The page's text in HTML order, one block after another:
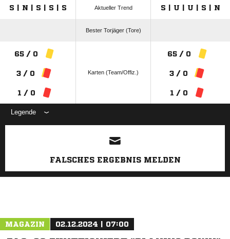
S | N | S | S | S Aktueller Trend S | U | U | S | N
Bester Torjäger (Tore)
65 / 0
3 / 0
1 / 0
Karten (Team/Offiz.)
65 / 0
3 / 0
1 / 0
Legende
ANZEIGE
FALSCHES ERGEBNIS MELDEN
MAGAZIN 02.12.2024 | 07:00